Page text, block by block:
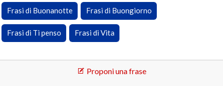
Frasi di Buonanotte Frasi di Buongiorno
Frasi di Ti penso Frasi di Vita
Proponi una frase